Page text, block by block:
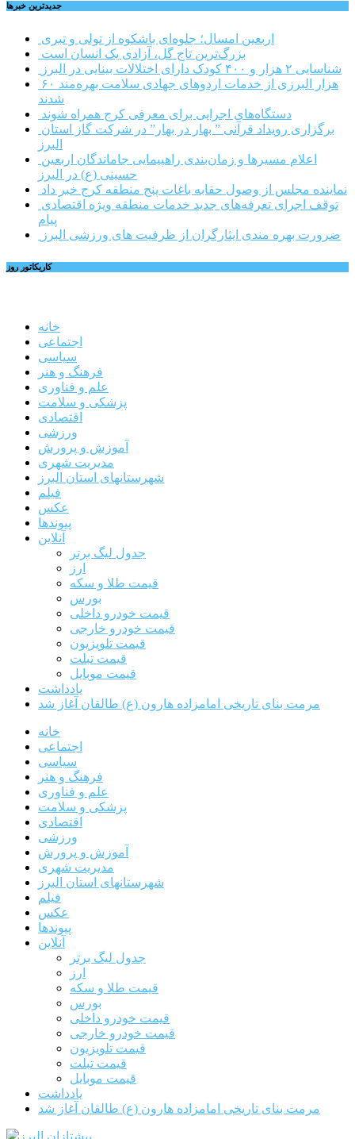
جديدترين خبرها
اربعین امسال؛ جلوه‌ای باشکوه از تولی و تبری
بزرگ‌ترین تاج گل، آزادی یک انسان است
شناسایی ۲ هزار و ۴۰۰ کودک دارای اختلالات بینایی در البرز
۶۰ هزار البرزی از خدمات اردوهای جهادی سلامت بهره‌مند
شدند
دستگاه‌های اجرایی برای معرفی کرج همراه شوند
البرز
حسینی (ع) در البرز
نماینده مجلس از وصول حقابه باغات پنج منطقه کرج خبر داد
پیام
ضرورت بهره مندی ایثارگران از ظرفیت های ورزشی البرز
کاریکاتور روز
خانه
اجتماعی
سیاسی
فرهنگ و هنر
علم و فناوری
پزشکی و سلامت
اقتصادی
ورزشی
آموزش و پرورش
مدیریت شهری
شهرستانهای استان البرز
فیلم
عکس
پیوندها
آنلاین
جدول لیگ برتر
ارز
قیمت طلا و سکه
بورس
قیمت خودرو داخلی
قیمت خودرو خارجی
قیمت تلویزیون
قیمت تبلت
قیمت موبایل
یادداشت
مرمت بنای تاریخی امامزاده هارون (ع) طالقان آغاز شد
خانه
اجتماعی
سیاسی
فرهنگ و هنر
علم و فناوری
پزشکی و سلامت
اقتصادی
ورزشی
آموزش و پرورش
مدیریت شهری
شهرستانهای استان البرز
فیلم
عکس
پیوندها
آنلاین
جدول لیگ برتر
ارز
قیمت طلا و سکه
بورس
قیمت خودرو داخلی
قیمت خودرو خارجی
قیمت تلویزیون
قیمت تبلت
قیمت موبایل
یادداشت
مرمت بنای تاریخی امامزاده هارون (ع) طالقان آغاز شد